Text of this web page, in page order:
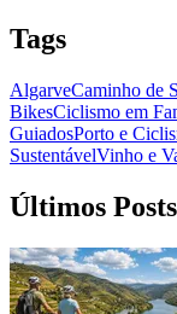
7 Dias|5/5
Tags
AlgarveCaminho de
BikesCiclismo em
GuiadosPorto e
SustentávelVinho e
Últimos Posts